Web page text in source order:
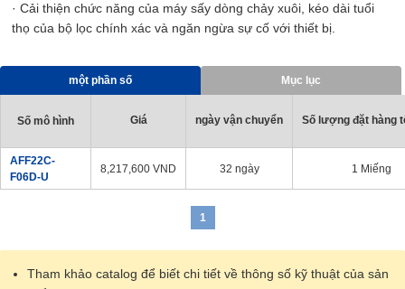
· Cải thiện chức năng của máy sấy dòng chảy xuôi, kéo dài tuổi
thọ của bộ lọc chính xác và ngăn ngừa sự cố với thiết bị.
một phần số Mục lục
Số mô hình Giá ngày vận chuyển Số lượng đặt hàng
AFF22C-
F06D-U
8,217,600 VND 32 ngày 1 Miếng
1
Tham khảo catalog để biết chi tiết về thông số kỹ thuật của sản